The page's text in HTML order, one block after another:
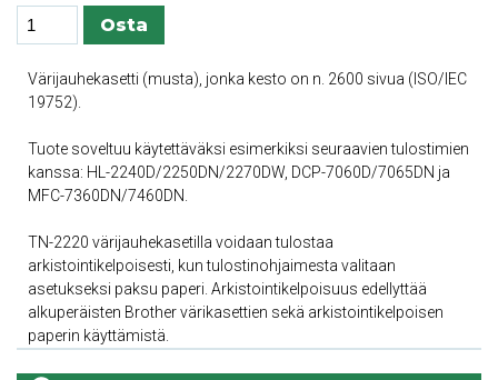
Värijauhekasetti (musta), jonka kesto on n. 2600 sivua (ISO/IEC
19752).
Tuote soveltuu käytettäväksi esimerkiksi seuraavien tulostimien
kanssa: HL-2240D/2250DN/2270DW, DCP-7060D/7065DN ja
MFC-7360DN/7460DN.
TN-2220 värijauhekasetilla voidaan tulostaa
arkistointikelpoisesti, kun tulostinohjaimesta valitaan
asetukseksi paksu paperi. Arkistointikelpoisuus edellyttää
alkuperäisten Brother värikasettien sekä arkistointikelpoisen
paperin käyttämistä.